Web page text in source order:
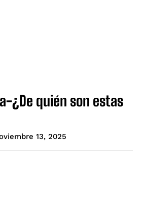
¿De quién son estas
13, 2025